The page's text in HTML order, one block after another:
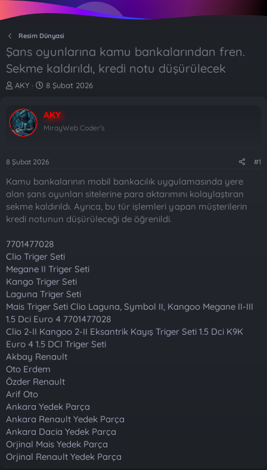
Resim Dünyasi
Şans oyunlarına kamu bankalarından fren.
Sekme kaldırıldı, kredi notu düşürülecek
K
b
u
y
b
ş
l
a
a
AKY
B
l
a
ı
t
a
r
h
8 Şubat 2026
AKY
MirayWeb Coder's
8 Şubat 2026 #1
Kamu bankalarının mobil bankacılık uygulamasında yere
alan şans oyunları sitelerine para aktarımını kolaylaştıran
sekme kaldırıldı. Ayrıca, bu tür işlemleri yapan müşterilerin
kredi notunun düşürüleceği de öğrenildi.
7701477028
Clio Triger Seti
Megane II Triger Seti
Kango Triger Seti
Laguna Triger Seti
Mais Triger Seti Clio Laguna, Symbol II, Kangoo Megane II-III
1.5 Dci Euro 4 7701477028
Clio 2-II Kangoo 2-II Eksantrik Kayış Triger Seti 1.5 Dci K9K
Euro 4 1.5 DCI Triger Seti
Akbay Renault
Oto Erdem
Özder Renault
Arif Oto
Ankara Yedek Parça
Ankara Renault Yedek Parça
Ankara Dacia Yedek Parça
Orjinal Mais Yedek Parça
Orjinal Renault Yedek Parça